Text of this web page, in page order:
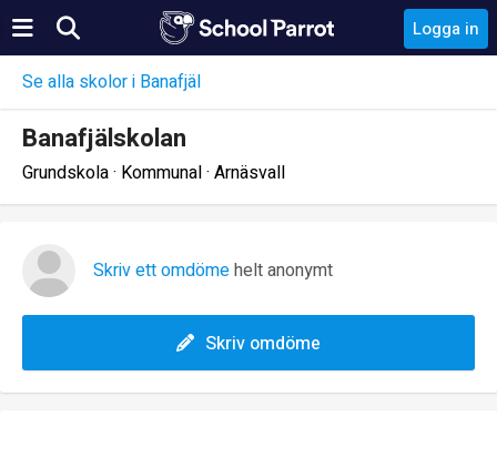
Logga in
Se alla skolor i Banafjäl
Banafjälskolan
Grundskola · Kommunal · Arnäsvall
Skriv ett omdömehelt anonymt
Skriv omdöme